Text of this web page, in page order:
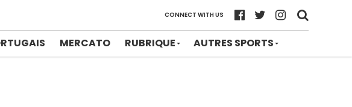
CONNECT WITH US
MERCATO RUBRIQUE AUTRES SPORTS